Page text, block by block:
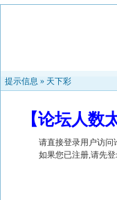
提示信息 » 天下彩
【论坛人
请直接登录用户访问
如果您已注册,请先